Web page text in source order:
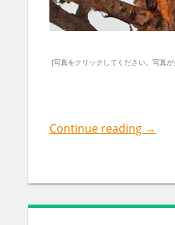
[写真をクリックしてください。写真
Continue reading →